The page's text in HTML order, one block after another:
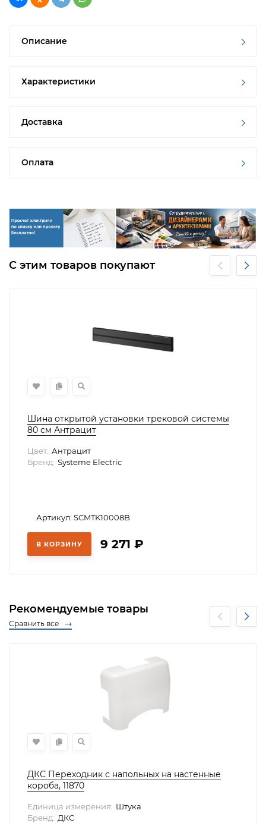
Описание
Характеристики
Доставка
Оплата
С этим товаров покупают
Шина открытой установки трековой системы
80 см Антрацит
Цвет: Антрацит
Бренд: Systeme Electric
Артикул: SCMTK10008B
В КОРЗИНУ 9 271 ₽
Рекомендуемые товары
Сравнить все
ДКС Переходник с напольных на настенные
короба, 11870
Единица измерения: Штука
Бренд: ДКС